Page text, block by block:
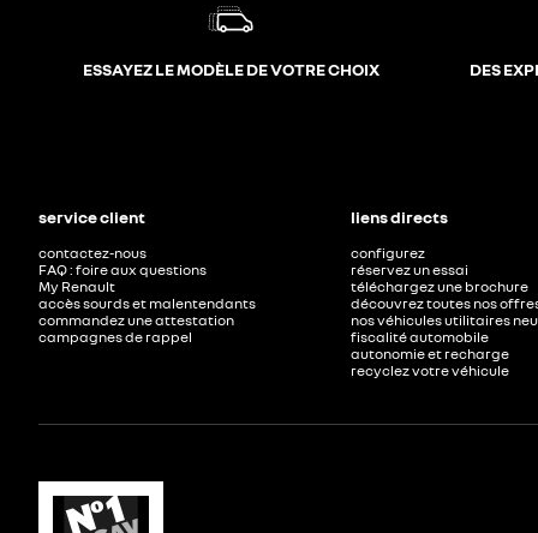
ESSAYEZ LE MODÈLE DE VOTRE CHOIX DES
service client
contactez-nous
FAQ : foire aux questions
My Renault
accès sourds et malentendants
commandez une attestation
campagnes de rappel
liens directs
configurez
réservez un essai
téléchargez une brochure
découvrez toutes nos
nos véhicules utilitaires
fiscalité automobile
autonomie et recharge
recyclez votre véhicule